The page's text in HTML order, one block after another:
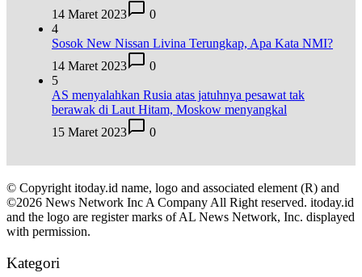
14 Maret 2023
0
4
Sosok New Nissan Livina Terungkap, Apa Kata NMI?
14 Maret 2023
0
5
AS menyalahkan Rusia atas jatuhnya pesawat tak
berawak di Laut Hitam, Moskow menyangkal
15 Maret 2023
0
© Copyright itoday.id name, logo and associated element (R) and
©2026 News Network Inc A Company All Right reserved. itoday.id
and the logo are register marks of AL News Network, Inc. displayed
with permission.
Kategori